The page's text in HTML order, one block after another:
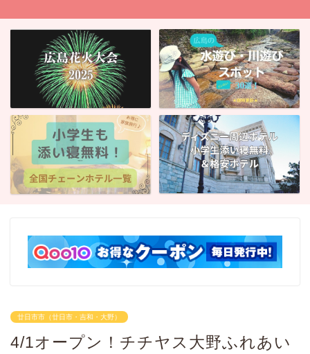
廿日市市（廿日市・吉和・大野）
4/1オープン！チチヤス大野ふれあい